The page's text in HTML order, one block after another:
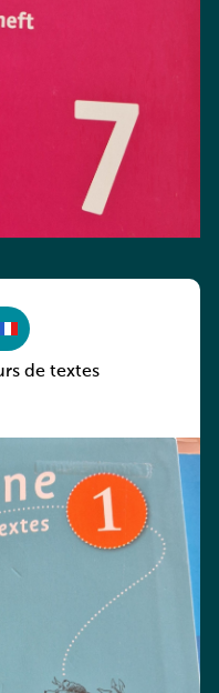
de textes